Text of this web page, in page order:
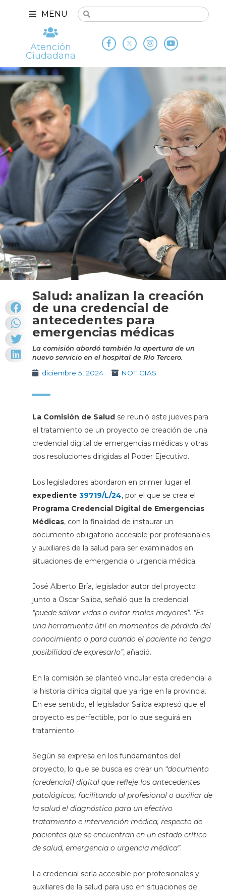
MENU
Atención
Ciudadana
Salud: analizan la creación
de una credencial de
antecedentes para
emergencias médicas
La comisión abordó también la apertura de un
nuevo servicio en el hospital de Río Tercero.
diciembre 5, 2024
NOTICIAS
La Comisión de Saludse reunió este jueves para
el tratamiento de un proyecto de creación de una
credencial digital de emergencias médicas y otras
dos resoluciones dirigidas al Poder Ejecutivo.
Los legisladores abordaron en primer lugar el
expediente 39719/L/24, por el que se crea el
Programa Credencial Digital de Emergencias
Médicas, con la finalidad de instaurar un
documento obligatorio accesible por profesionales
y auxiliares de la salud para ser examinados en
situaciones de emergencia o urgencia médica.
José Alberto Bría, legislador autor del proyecto
junto a Oscar Saliba, señaló que la credencial
“puede salvar vidas o evitar males mayores”. “Es
una herramienta útil en momentos de pérdida del
conocimiento o para cuando el paciente no tenga
posibilidad de expresarlo”, añadió.
En la comisión se planteó vincular esta credencial a
la historia clínica digital que ya rige en la provincia.
En ese sentido, el legislador Saliba expresó que el
proyecto es perfectible, por lo que seguirá en
tratamiento.
Según se expresa en los fundamentos del
proyecto, lo que se busca es crear un “documento
(credencial) digital que refleje los antecedentes
patológicos, facilitando al profesional o auxiliar de
la salud el diagnóstico para un efectivo
tratamiento e intervención médica, respecto de
pacientes que se encuentran en un estado crítico
de salud, emergencia o urgencia médica”.
La credencial sería accesible por profesionales y
auxiliares de la salud para uso en situaciones de